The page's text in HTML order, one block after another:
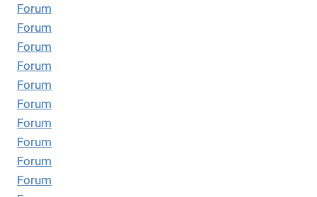
Forum
Forum
Forum
Forum
Forum
Forum
Forum
Forum
Forum
Forum